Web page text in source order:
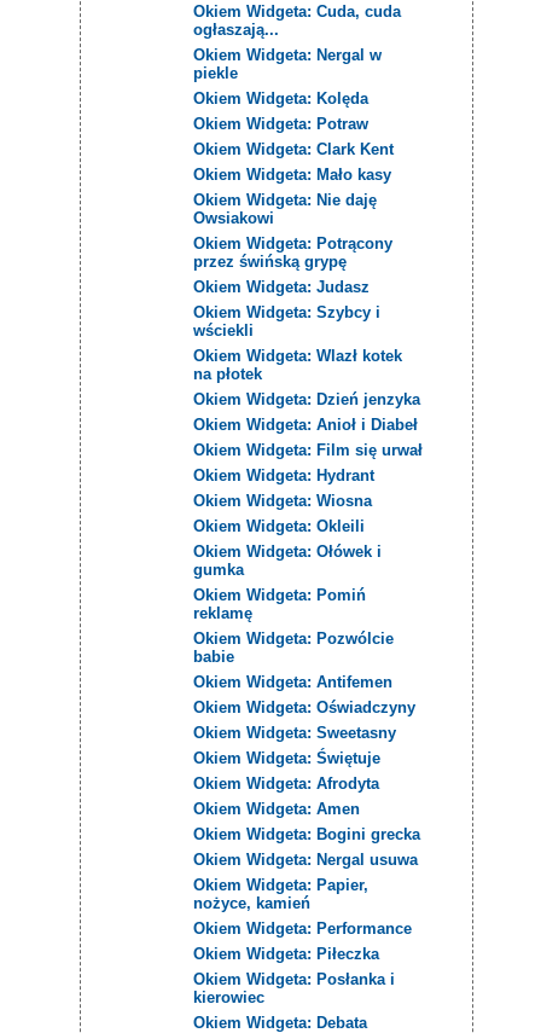
Okiem Widgeta: Cuda, cuda
ogłaszają...
Okiem Widgeta: Nergal w
piekle
Okiem Widgeta: Kolęda
Okiem Widgeta: Potraw
Okiem Widgeta: Clark Kent
Okiem Widgeta: Mało kasy
Okiem Widgeta: Nie daję
Owsiakowi
Okiem Widgeta: Potrącony
przez świńską grypę
Okiem Widgeta: Judasz
Okiem Widgeta: Szybcy i
wściekli
Okiem Widgeta: Wlazł kotek
na płotek
Okiem Widgeta: Dzień jenzyka
Okiem Widgeta: Anioł i Diabeł
Okiem Widgeta: Film się urwał
Okiem Widgeta: Hydrant
Okiem Widgeta: Wiosna
Okiem Widgeta: Okleili
Okiem Widgeta: Ołówek i
gumka
Okiem Widgeta: Pomiń
reklamę
Okiem Widgeta: Pozwólcie
babie
Okiem Widgeta: Antifemen
Okiem Widgeta: Oświadczyny
Okiem Widgeta: Sweetasny
Okiem Widgeta: Świętuje
Okiem Widgeta: Afrodyta
Okiem Widgeta: Amen
Okiem Widgeta: Bogini grecka
Okiem Widgeta: Nergal usuwa
Okiem Widgeta: Papier,
nożyce, kamień
Okiem Widgeta: Performance
Okiem Widgeta: Piłeczka
Okiem Widgeta: Posłanka i
kierowiec
Okiem Widgeta: Debata